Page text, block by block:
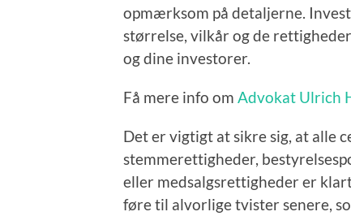
opmærksom på detaljerne.
størrelse, vilkår og de
og dine investorer.
Få mere info om Advokat Ulrich
Det er vigtigt at sikre sig, at alle
stemmerettigheder,
eller medsalgsrettigheder er
føre til alvorlige tvister senere,